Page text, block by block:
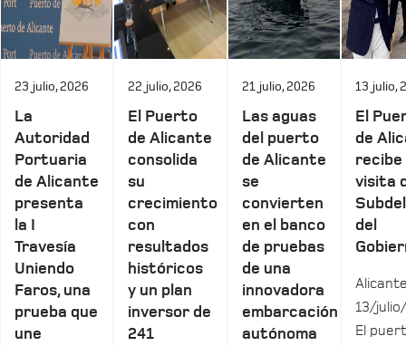
23 julio, 2026
La
Autoridad
Portuaria
de Alicante
presenta
la I
Travesía
Uniendo
Faros, una
prueba que
une
22 julio, 2026
El Puerto
de Alicante
consolida
su
crecimiento
con
resultados
históricos
y un plan
inversor de
241
21 julio, 2026
Las aguas
del puerto
de Alicante
se
convierten
en el banco
de pruebas
de una
innovadora
embarcación
autónoma
13 julio,
El
de
recibe
visita
del
13/
El